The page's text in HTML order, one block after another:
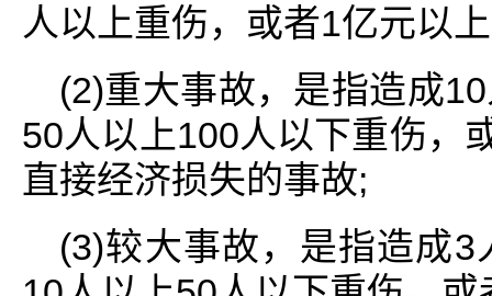
人以上重伤，或者1亿元以
(2)重大事故，是指造成
50人以上100人以下重伤，
直接经济损失的事故;
(3)较大事故，是指造成